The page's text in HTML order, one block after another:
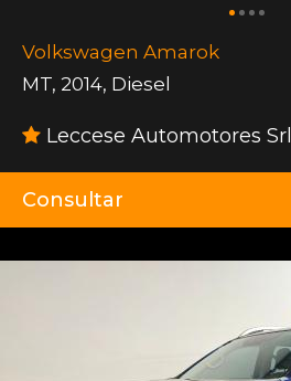
Volkswagen Amarok
MT, 2014, Diesel
Leccese Automotores Srl
Consultar